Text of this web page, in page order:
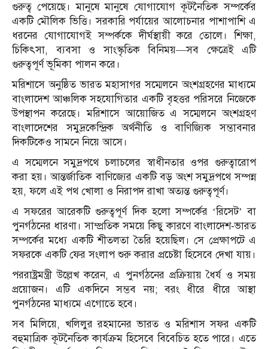
গুরুত্ব পেয়েছে। মানুষে মানুষে যোগাযোগ কূটনৈতিক সম্পর্কের
একটি মৌলিক ভিত্তি। সরকারি পর্যায়ের আলোচনার পাশাপাশি এ
ধরনের যোগাযোগই সম্পর্ককে দীর্ঘস্থায়ী করে তোলে। শিক্ষা,
চিকিৎসা, ব্যবসা ও সাংস্কৃতিক বিনিময়—সব ক্ষেত্রেই এটি
গুরুত্বপূর্ণ ভূমিকা পালন করে।
মরিশাসে অনুষ্ঠিত ভারত মহাসাগর সম্মেলনে অংশগ্রহণের মাধ্যমে
বাংলাদেশ আঞ্চলিক সহযোগিতার একটি বৃহত্তর পরিসরে নিজেকে
উপস্থাপন করেছে। মরিশাসে আয়োজিত এ সম্মেলনে অংশগ্রহণ
বাংলাদেশের সমুদ্রকেন্দ্রিক অর্থনীতি ও বাণিজ্যিক সম্ভাবনার
দিকটিকেও সামনে নিয়ে আসে।
এ সম্মেলনে সমুদ্রপথে চলাচলের স্বাধীনতার ওপর গুরুত্বারোপ
করা হয়। আন্তর্জাতিক বাণিজ্যের একটি বড় অংশ সমুদ্রপথে সম্পন্ন
হয়, ফলে এই পথ খোলা ও নিরাপদ রাখা অত্যন্ত গুরুত্বপূর্ণ।
এ সফরের আরেকটি গুরুত্বপূর্ণ দিক হলো সম্পর্কের ‘রিসেট’ বা
পুনর্গঠনের ধারণা। সাম্প্রতিক সময়ে কিছু কারণে বাংলাদেশ-ভারত
সম্পর্কের মধ্যে একটি শীতলতা তৈরি হয়েছিল। সে প্রেক্ষাপটে এ
সফরকে একটি ফের সংলাপ শুরু করার প্রচেষ্টা হিসেবে দেখা যায়।
পররাষ্ট্রমন্ত্রী উল্লেখ করেন, এ পুনর্গঠনের প্রক্রিয়ায় ধৈর্য ও সময়
প্রয়োজন। এটি একদিনে সম্ভব নয়; বরং ধীরে ধীরে আস্থা
পুনর্গঠনের মাধ্যমে এগোতে হবে।
সব মিলিয়ে, খলিলুর রহমানের ভারত ও মরিশাস সফর একটি
বহুমাত্রিক কূটনৈতিক কার্যক্রম হিসেবে বিবেচিত হতে পারে। এতে